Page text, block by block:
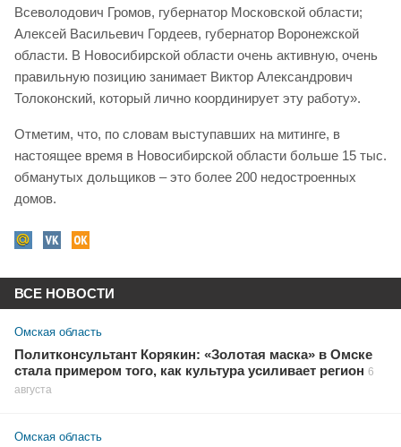
Всеволодович Громов, губернатор Московской области;
Алексей Васильевич Гордеев, губернатор Воронежской
области. В Новосибирской области очень активную, очень
правильную позицию занимает Виктор Александрович
Толоконский, который лично координирует эту работу».
Отметим, что, по словам выступавших на митинге, в
настоящее время в Новосибирской области больше 15 тыс.
обманутых дольщиков – это более 200 недостроенных
домов.
ВСЕ НОВОСТИ
Омская область
Политконсультант Корякин: «Золотая маска» в Омске
стала примером того, как культура усиливает регион 6
августа
Омская область